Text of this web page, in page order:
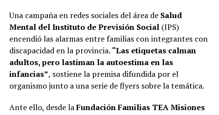
Una campaña en redes sociales del área de Salud
Mental del Instituto de Previsión Social(IPS)
encendió las alarmas entre familias con integrantes con
discapacidad en la provincia. “Las etiquetas calman
adultos, pero lastiman la autoestima en las
infancias”, sostiene la premisa difundida por el
organismo junto a una serie de flyers sobre la temática.
Ante ello, desde laFundación Familias TEA Misiones